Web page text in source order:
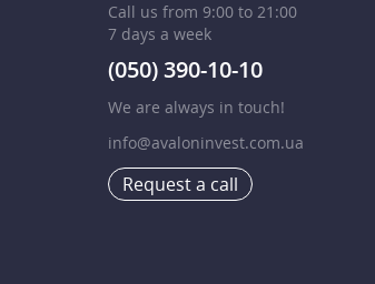
Call us from 9:00 to 21:00
7 days a week
(050) 390-10-10
We are always in touch!
info@avaloninvest.com.ua
Request a call